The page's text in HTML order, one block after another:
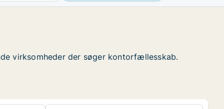
virksomheder der søger kontorfællesskab.